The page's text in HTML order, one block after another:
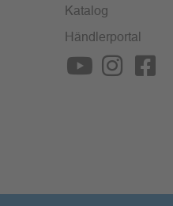
Katalog
Händlerportal